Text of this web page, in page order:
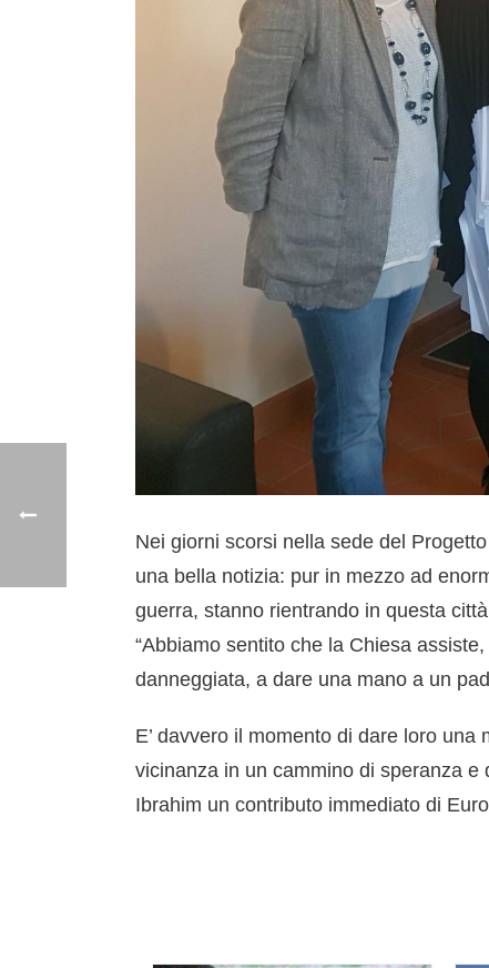
Nei giorni scorsi nella sede del
una bella notizia: pur in mezzo ad
guerra, stanno rientrando in questa
“Abbiamo sentito che la Chiesa
danneggiata, a dare una mano a un
E’ davvero il momento di dare loro
vicinanza in un cammino di speranza
Ibrahim un contributo immediato di